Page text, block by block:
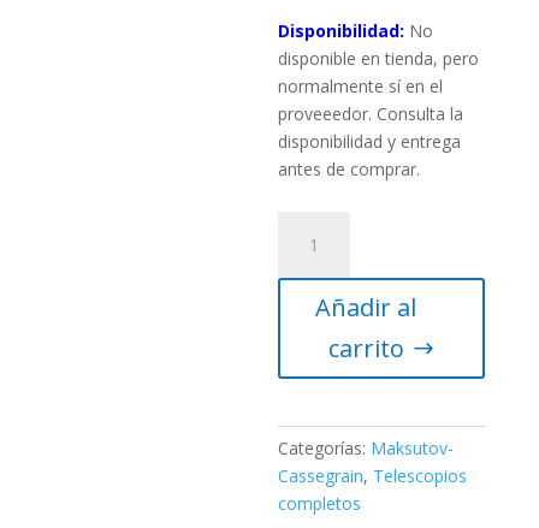
Disponibilidad: No
disponible en tienda, pero
normalmente sí en el
proveeedor. Consulta la
disponibilidad y entrega
antes de comprar.
computerizado
Celestron
NexStar
cantidad
Añadir al
carrito
Categorías: Maksutov-
Cassegrain, Telescopios
completos